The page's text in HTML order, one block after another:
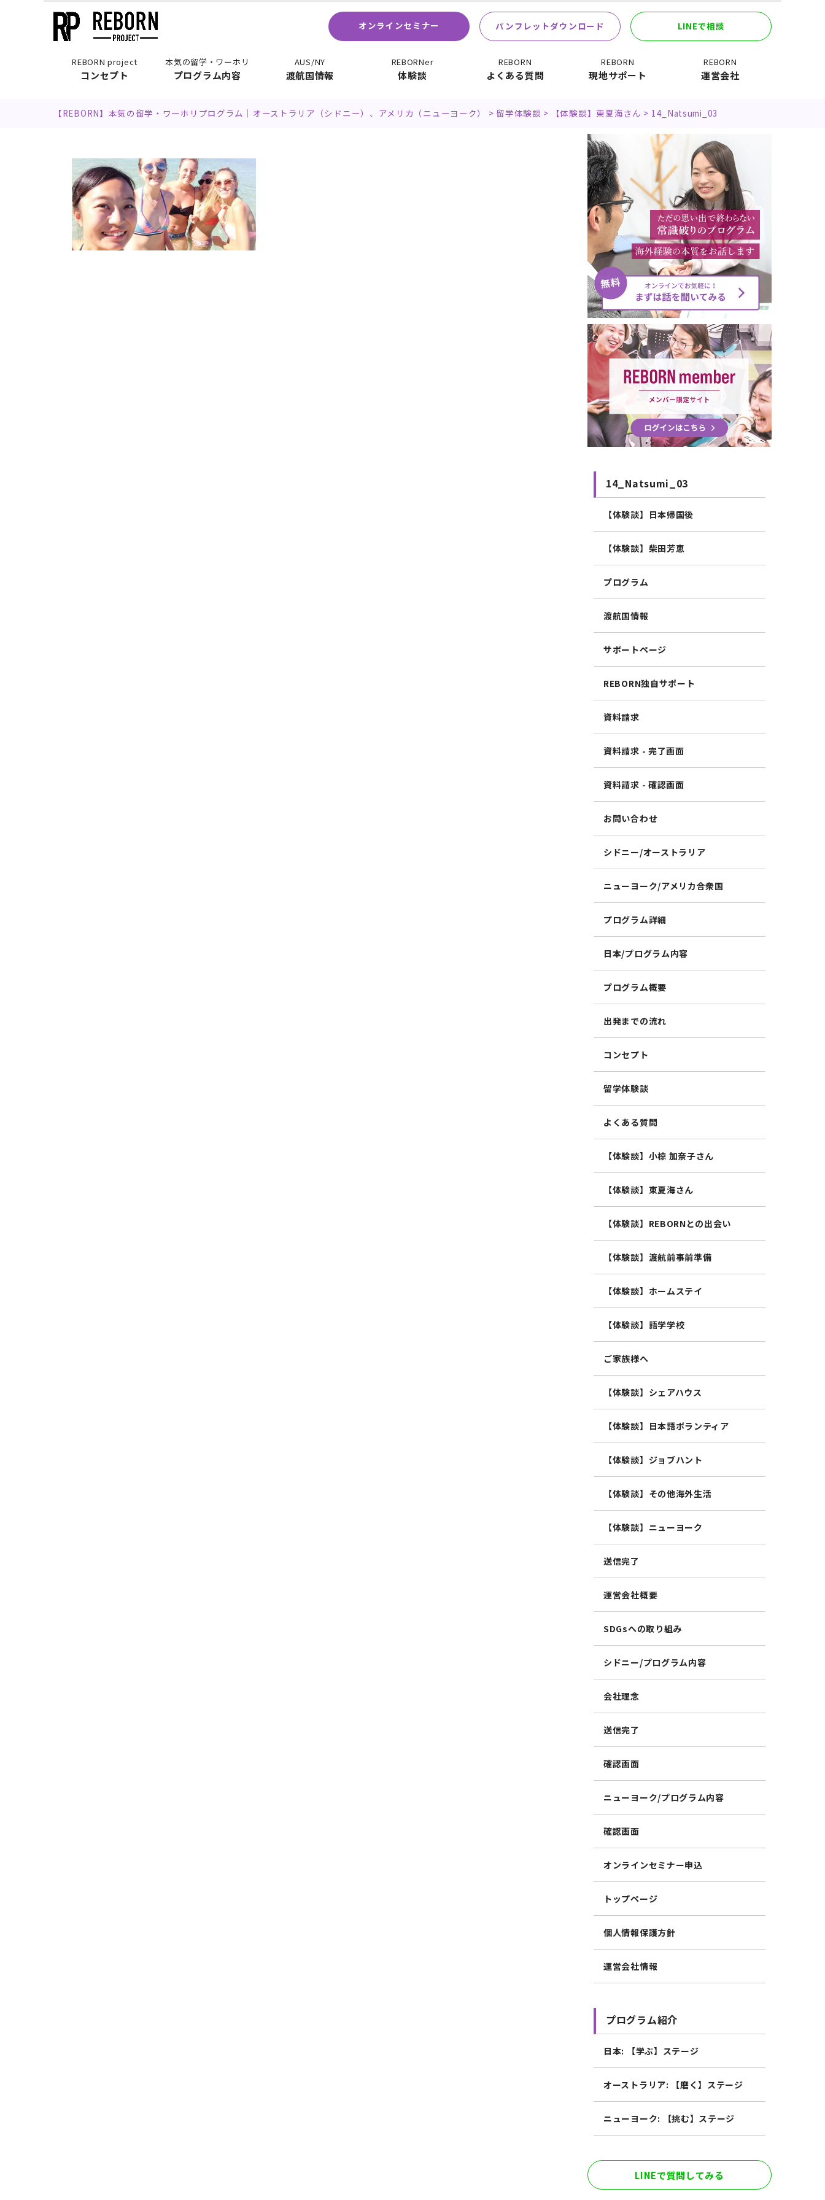
オンラインセミナー パンフレットダウンロード LINEで相談
REBORN project
コンセプト
本気の留学・ワーホリ
プログラム内容
AUS/NY
渡航国情報
REBORNer
体験談
REBORN
よくある質問
REBORN
現地サポート
REBORN
運営会社
【REBORN】本気の留学・ワーホリプログラム｜オーストラリア（シドニー）、アメリカ（ニューヨーク） > 留学体験談 > 【体験談】東夏海さん > 14_Natsumi_03
14_Natsumi_03
【体験談】日本帰国後
【体験談】柴田芳恵
プログラム
渡航国情報
サポートページ
REBORN独自サポート
資料請求
資料請求 - 完了画面
資料請求 - 確認画面
お問い合わせ
シドニー/オーストラリア
ニューヨーク/アメリカ合衆国
プログラム詳細
日本/プログラム内容
プログラム概要
出発までの流れ
コンセプト
留学体験談
よくある質問
【体験談】小椋 加奈子さん
【体験談】東夏海さん
【体験談】REBORNとの出会い
【体験談】渡航前事前準備
【体験談】ホームステイ
【体験談】語学学校
ご家族様へ
【体験談】シェアハウス
【体験談】日本語ボランティア
【体験談】ジョブハント
【体験談】その他海外生活
【体験談】ニューヨーク
送信完了
運営会社概要
SDGsへの取り組み
シドニー/プログラム内容
会社理念
送信完了
確認画面
ニューヨーク/プログラム内容
確認画面
オンラインセミナー申込
トップページ
個人情報保護方針
運営会社情報
プログラム紹介
日本: 【学ぶ】ステージ
オーストラリア: 【磨く】ステージ
ニューヨーク: 【挑む】ステージ
LINEで質問してみる